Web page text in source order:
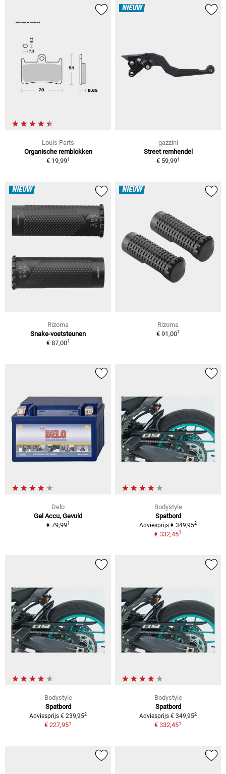
Louis Parts
Organische remblokken
€ 19,991
NIEUW
gazzini
Street remhendel
€ 59,991
NIEUW
Rizoma
Snake-voetsteunen
€ 87,001
NIEUW
Rizoma
€ 91,001
Delo
Gel Accu, Gevuld
€ 79,991
Bodystyle
Spatbord
Adviesprijs € 349,952
€ 332,451
Bodystyle
Spatbord
Adviesprijs € 239,952
€ 227,951
Bodystyle
Spatbord
Adviesprijs € 349,952
€ 332,451